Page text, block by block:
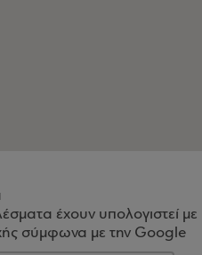
έχουν υπολογιστεί με
σύμφωνα με την Google